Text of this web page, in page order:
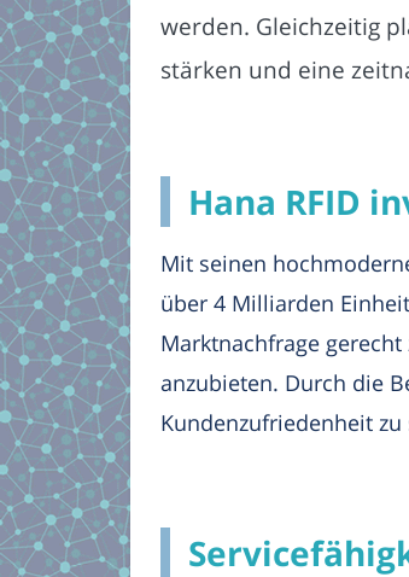
werden. Gleichzeitig
stärken und eine
Hana RFID
Mit seinen
über 4 Milliarden
Marktnachfrage
anzubieten. Durch die
Kundenzufriedenheit